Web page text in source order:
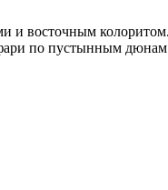
и восточным
по пустынным